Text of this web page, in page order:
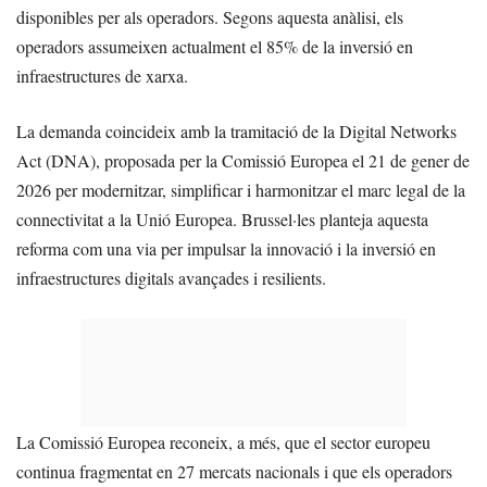
disponibles per als operadors. Segons aquesta anàlisi, els
operadors assumeixen actualment el 85% de la inversió en
infraestructures de xarxa.
La demanda coincideix amb la tramitació de la Digital Networks
Act (DNA), proposada per la Comissió Europea el 21 de gener de
2026 per modernitzar, simplificar i harmonitzar el marc legal de la
connectivitat a la Unió Europea. Brussel·les planteja aquesta
reforma com una via per impulsar la innovació i la inversió en
infraestructures digitals avançades i resilients.
La Comissió Europea reconeix, a més, que el sector europeu
continua fragmentat en 27 mercats nacionals i que els operadors